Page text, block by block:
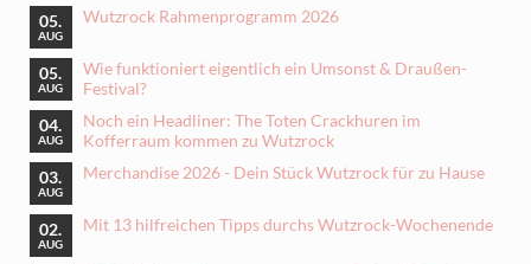
05.
AUG
Wutzrock Rahmenprogramm 2026
05.
AUG
Wie funktioniert eigentlich ein Umsonst & Draußen-
Festival?
04.
AUG
Noch ein Headliner: The Toten Crackhuren im
Kofferraum kommen zu Wutzrock
03.
AUG
Merchandise 2026 - Dein Stück Wutzrock für zu Hause
02.
AUG
Mit 13 hilfreichen Tipps durchs Wutzrock-Wochenende